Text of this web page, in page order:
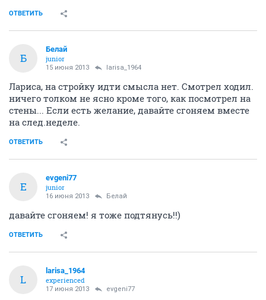
ОТВЕТИТЬ
Б
Белай
junior
15 июня 2013 larisa_1964
Лариса, на стройку идти смысла нет. Смотрел ходил.
ничего толком не ясно кроме того, как посмотрел на
стены... Если есть желание, давайте сгоняем вместе
на след.неделе.
ОТВЕТИТЬ
E
evgeni77
junior
16 июня 2013 Белай
давайте сгоняем! я тоже подтянусь!!)
ОТВЕТИТЬ
L
larisa_1964
experienced
17 июня 2013 evgeni77